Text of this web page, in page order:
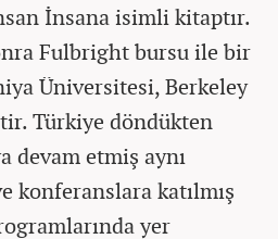
İnsana isimli kitaptır.
Fulbright bursu ile bir
Üniversitesi, Berkeley
Türkiye döndükten
devam etmiş aynı
konferanslara katılmış
yer